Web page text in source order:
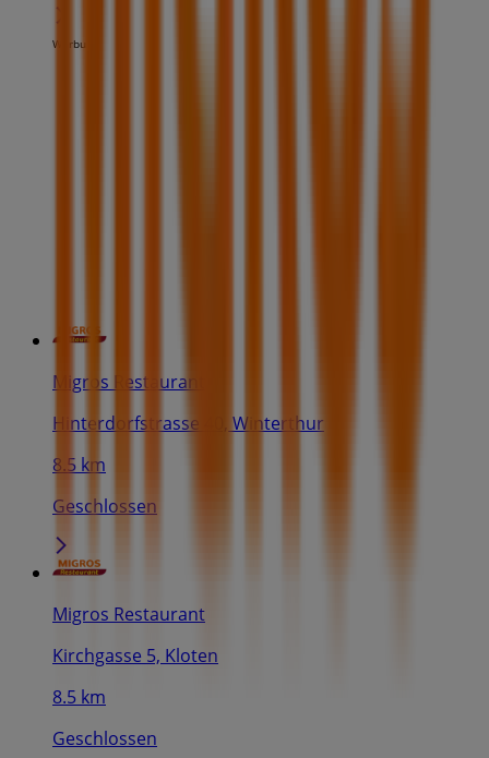
Werbung
Migros Restaurant
Hinterdorfstrasse 40, Winterthur
8.5 km
Geschlossen
Migros Restaurant
Kirchgasse 5, Kloten
8.5 km
Geschlossen